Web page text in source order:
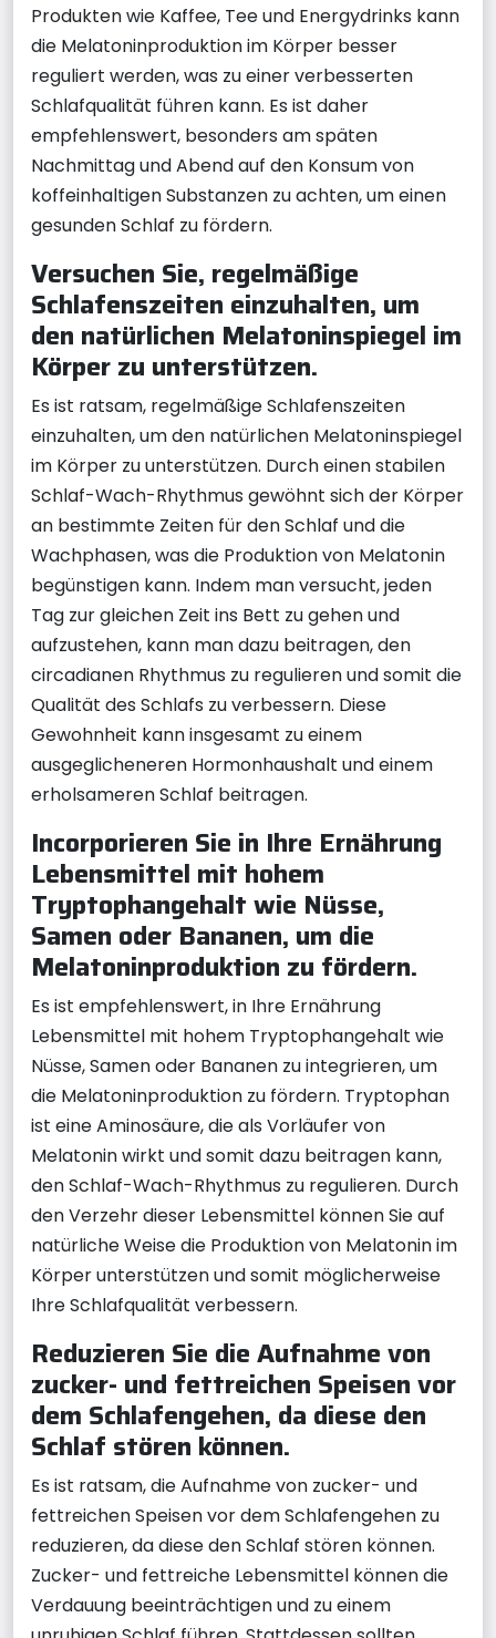
Produkten wie Kaffee, Tee und Energydrinks kann
die Melatoninproduktion im Körper besser
reguliert werden, was zu einer verbesserten
Schlafqualität führen kann. Es ist daher
empfehlenswert, besonders am späten
Nachmittag und Abend auf den Konsum von
koffeinhaltigen Substanzen zu achten, um einen
gesunden Schlaf zu fördern.
Versuchen Sie, regelmäßige
Schlafenszeiten einzuhalten, um
den natürlichen Melatoninspiegel im
Körper zu unterstützen.
Es ist ratsam, regelmäßige Schlafenszeiten
einzuhalten, um den natürlichen Melatoninspiegel
im Körper zu unterstützen. Durch einen stabilen
Schlaf-Wach-Rhythmus gewöhnt sich der Körper
an bestimmte Zeiten für den Schlaf und die
Wachphasen, was die Produktion von Melatonin
begünstigen kann. Indem man versucht, jeden
Tag zur gleichen Zeit ins Bett zu gehen und
aufzustehen, kann man dazu beitragen, den
circadianen Rhythmus zu regulieren und somit die
Qualität des Schlafs zu verbessern. Diese
Gewohnheit kann insgesamt zu einem
ausgeglicheneren Hormonhaushalt und einem
erholsameren Schlaf beitragen.
Incorporieren Sie in Ihre Ernährung
Lebensmittel mit hohem
Tryptophangehalt wie Nüsse,
Samen oder Bananen, um die
Melatoninproduktion zu fördern.
Es ist empfehlenswert, in Ihre Ernährung
Lebensmittel mit hohem Tryptophangehalt wie
Nüsse, Samen oder Bananen zu integrieren, um
die Melatoninproduktion zu fördern. Tryptophan
ist eine Aminosäure, die als Vorläufer von
Melatonin wirkt und somit dazu beitragen kann,
den Schlaf-Wach-Rhythmus zu regulieren. Durch
den Verzehr dieser Lebensmittel können Sie auf
natürliche Weise die Produktion von Melatonin im
Körper unterstützen und somit möglicherweise
Ihre Schlafqualität verbessern.
Reduzieren Sie die Aufnahme von
zucker- und fettreichen Speisen vor
dem Schlafengehen, da diese den
Schlaf stören können.
Es ist ratsam, die Aufnahme von zucker- und
fettreichen Speisen vor dem Schlafengehen zu
reduzieren, da diese den Schlaf stören können.
Zucker- und fettreiche Lebensmittel können die
Verdauung beeinträchtigen und zu einem